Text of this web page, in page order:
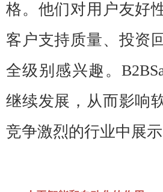
格。他们对用户友好
客户支持质量、投资
全级别感兴趣。
继续发展，从而影响
竞争激烈的行业中展示